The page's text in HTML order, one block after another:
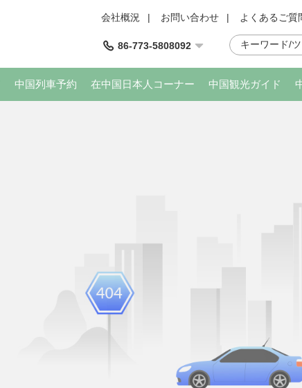
会社概況 | お問い合わせ | よくあるご質
86-773-5808092
中国列車予約 在中国日本人コーナー 中国観光ガイド